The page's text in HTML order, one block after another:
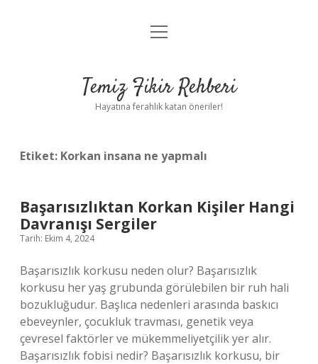
Anasayfa
Yasal Uyarı
menüyü
Temiz Fikir Rehberi
Hayatına ferahlık katan öneriler!
Etiket: Korkan insana ne yapmalı
Başarısızlıktan Korkan Kişiler Hangi
Davranışı Sergiler
Tarih: Ekim 4, 2024
Başarısızlık korkusu neden olur? Başarısızlık
korkusu her yaş grubunda görülebilen bir ruh hali
bozukluğudur. Başlıca nedenleri arasında baskıcı
ebeveynler, çocukluk travması, genetik veya
çevresel faktörler ve mükemmeliyetçilik yer alır.
Başarısızlık fobisi nedir? Başarısızlık korkusu, bir